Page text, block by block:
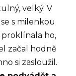
velký. V
s milenkou
proklínala ho,
začal hodně
si zasloužil.